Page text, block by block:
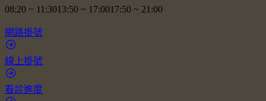
08:20 ~ 11:3013:50 ~ 17:0017:50 ~ 21:00
網路掛號
線上掛號
看診進度